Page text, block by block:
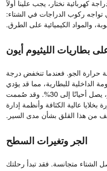
كهربائية نختار، يجب علينا أولاً
تواجه ركوب الدراجات في الشتاء:
والمواد الكيميائية على الطرق.
على بطاريات الليثيوم أيون
حرارة الجو. فعندما تنخفض درجة
الداخلية للبطارية، مما قد يؤدي
إلى انخفاض ملحوظ في مدى السير، يصل أحيانًا إلى 30%. وقد صُممت
بخلايا عالية الكثافة وأنظمة إدارة
من هذا القلق بشأن مدى السير.
الجر وتغيرات السطح
متجانسة. فقد تبدأ رحلتك